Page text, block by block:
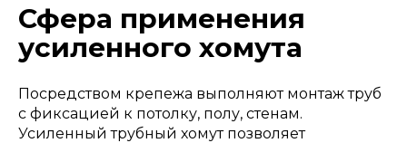
Сфера применения
усиленного хомута
Посредством крепежа выполняют монтаж труб
с фиксацией к потолку, полу, стенам.
Усиленный трубный хомут позволяет